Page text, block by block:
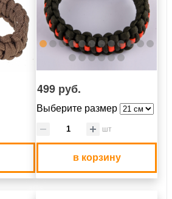
499 руб.
Выберите размер
шт
в корзину